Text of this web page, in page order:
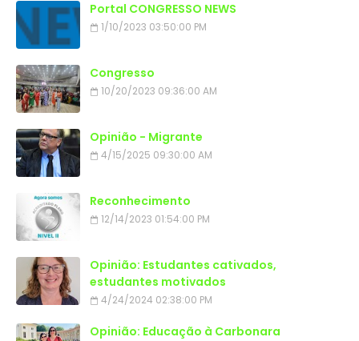
Portal CONGRESSO NEWS
1/10/2023 03:50:00 PM
Congresso
10/20/2023 09:36:00 AM
Opinião - Migrante
4/15/2025 09:30:00 AM
Reconhecimento
12/14/2023 01:54:00 PM
Opinião: Estudantes cativados,
estudantes motivados
4/24/2024 02:38:00 PM
Opinião: Educação à Carbonara